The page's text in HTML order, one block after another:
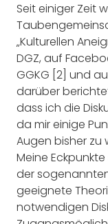
Seit einiger Zeit
„Kulturellen
DGZ, auf
GGKG [2] und
darüber
dass ich die
da mir einige
Augen bisher zu
Meine
der
geeignete
notwendigen